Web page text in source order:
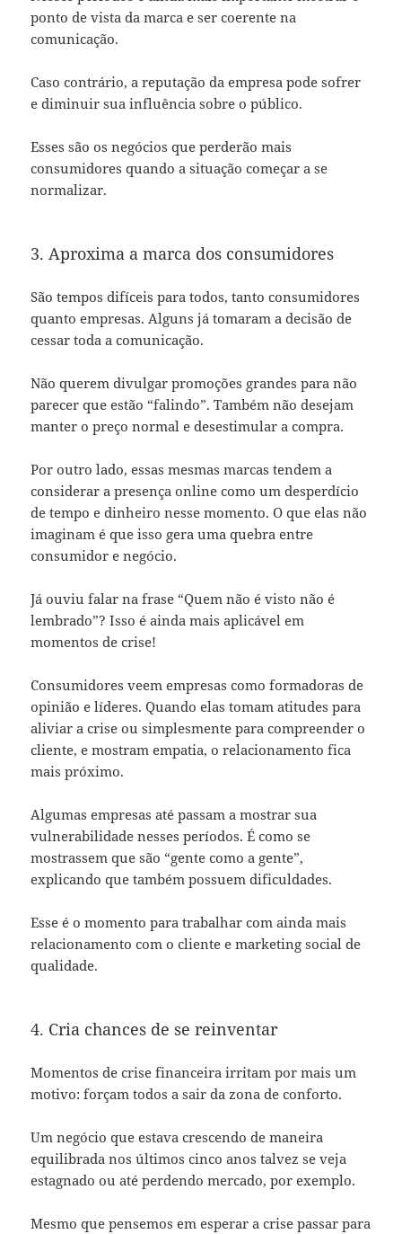
ponto de vista da marca e ser coerente na
comunicação.
Caso contrário, a reputação da empresa pode sofrer
e diminuir sua influência sobre o público.
Esses são os negócios que perderão mais
consumidores quando a situação começar a se
normalizar.
3. Aproxima a marca dos consumidores
São tempos difíceis para todos, tanto consumidores
quanto empresas. Alguns já tomaram a decisão de
cessar toda a comunicação.
Não querem divulgar promoções grandes para não
parecer que estão “falindo”. Também não desejam
manter o preço normal e desestimular a compra.
Por outro lado, essas mesmas marcas tendem a
considerar a presença online como um desperdício
de tempo e dinheiro nesse momento. O que elas não
imaginam é que isso gera uma quebra entre
consumidor e negócio.
Já ouviu falar na frase “Quem não é visto não é
lembrado”? Isso é ainda mais aplicável em
momentos de crise!
Consumidores veem empresas como formadoras de
opinião e líderes. Quando elas tomam atitudes para
aliviar a crise ou simplesmente para compreender o
cliente, e mostram empatia, o relacionamento fica
mais próximo.
Algumas empresas até passam a mostrar sua
vulnerabilidade nesses períodos. É como se
mostrassem que são “gente como a gente”,
explicando que também possuem dificuldades.
Esse é o momento para trabalhar com ainda mais
relacionamento com o cliente e marketing social de
qualidade.
4. Cria chances de se reinventar
Momentos de crise financeira irritam por mais um
motivo: forçam todos a sair da zona de conforto.
Um negócio que estava crescendo de maneira
equilibrada nos últimos cinco anos talvez se veja
estagnado ou até perdendo mercado, por exemplo.
Mesmo que pensemos em esperar a crise passar para